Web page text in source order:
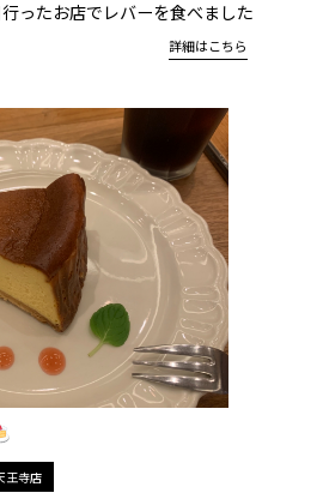
ったお店でレバーを食べました
詳細はこちら
王寺店